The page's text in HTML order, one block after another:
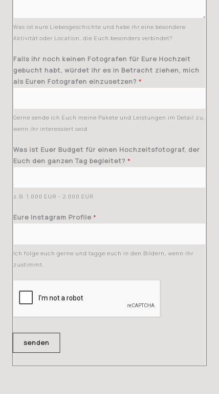
Was ist eure Liebesgeschichte und habe ihr eine besondere
Aktivität oder Location, die Euch besonders verbindet?
Falls ihr noch keinen Fotografen für Eure Hochzeit
gebucht habt, würdet ihr es in Betracht ziehen, mich
als Euren Fotografen einzusetzen? *
Gerne sende ich Euch meine Pakete und Leistungen im Detail zu,
wenn ihr interessiert seid.
Was ist Euer Budget für einen Hochzeitsfotograf, der
Euch den ganzen Tag begleitet? *
z.B. 1.000 EUR - 2.000 EUR
Eure Instagram Profile *
Ich folge euch gerne und tagge euch in den Bildern, wenn ihr
zustimmt.
senden